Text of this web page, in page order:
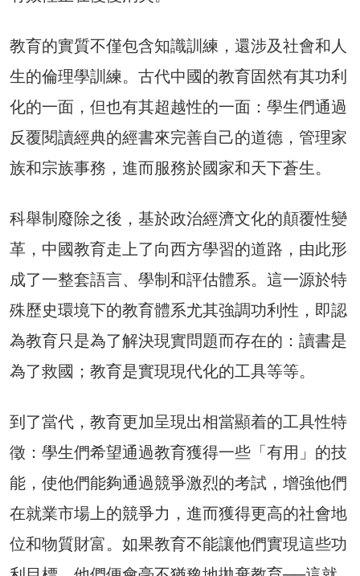
教育的實質不僅包含知識訓練，還涉及社會和人
生的倫理學訓練。古代中國的教育固然有其功利
化的一面，但也有其超越性的一面：學生們通過
反覆閱讀經典的經書來完善自己的道德，管理家
族和宗族事務，進而服務於國家和天下蒼生。
科舉制廢除之後，基於政治經濟文化的顛覆性變
革，中國教育走上了向西方學習的道路，由此形
成了一整套語言、學制和評估體系。這一源於特
殊歷史環境下的教育體系尤其強調功利性，即認
為教育只是為了解決現實問題而存在的：讀書是
為了救國；教育是實現現代化的工具等等。
到了當代，教育更加呈現出相當顯着的工具性特
徵：學生們希望通過教育獲得一些「有用」的技
能，使他們能夠通過競爭激烈的考試，增強他們
在就業市場上的競爭力，進而獲得更高的社會地
位和物質財富。如果教育不能讓他們實現這些功